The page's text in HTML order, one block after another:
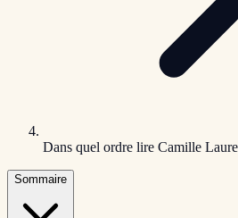
Dans quel ordre lire Camille
Sommaire